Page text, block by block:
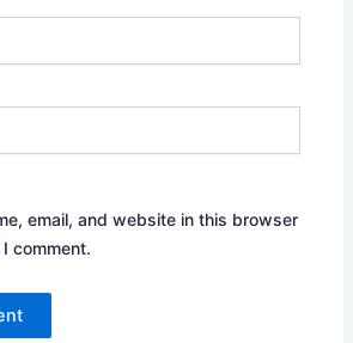
email, and website in this browser
comment.